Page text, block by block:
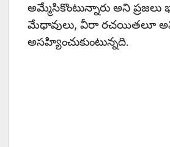
అమ్మేసికొంటున్నారు అని ప్రజలు
మేధావులు, వీరా రచయితలూ
అసహ్యించుకుంటున్నది.